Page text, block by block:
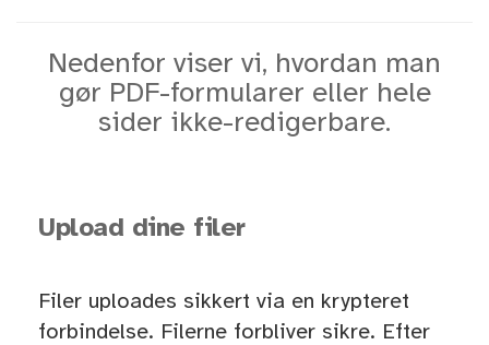
Nedenfor viser vi, hvordan man
gør PDF-formularer eller hele
sider ikke-redigerbare.
Upload dine filer
Filer uploades sikkert via en krypteret
forbindelse. Filerne forbliver sikre. Efter